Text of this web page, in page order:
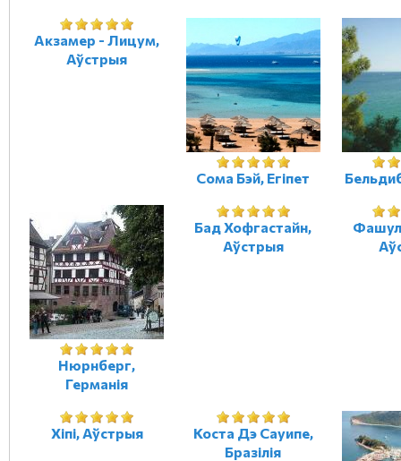
Акзамер - Лицум,
Аўстрыя
Сома Бэй, Егіпет
Нюрнберг,
Германія
Бад Хофгастайн,
Аўстрыя
Хіпі, Аўстрыя
Коста Дэ Сауипе,
Бразілія